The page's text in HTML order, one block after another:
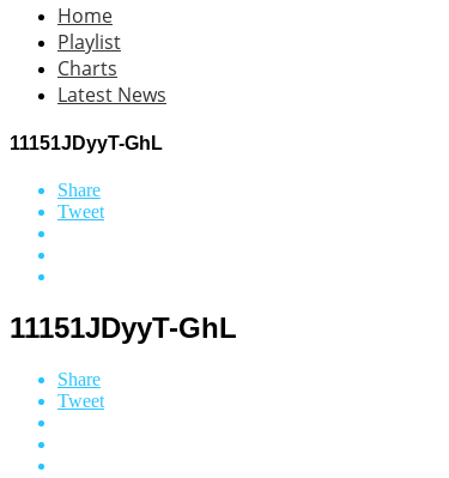
Home
Playlist
Charts
Latest News
11151JDyyT-GhL
Share
Tweet
11151JDyyT-GhL
Share
Tweet